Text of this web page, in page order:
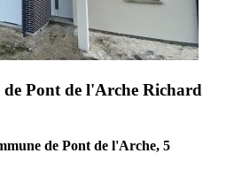
Pont de l'Arche Richard
de Pont de l'Arche, 5